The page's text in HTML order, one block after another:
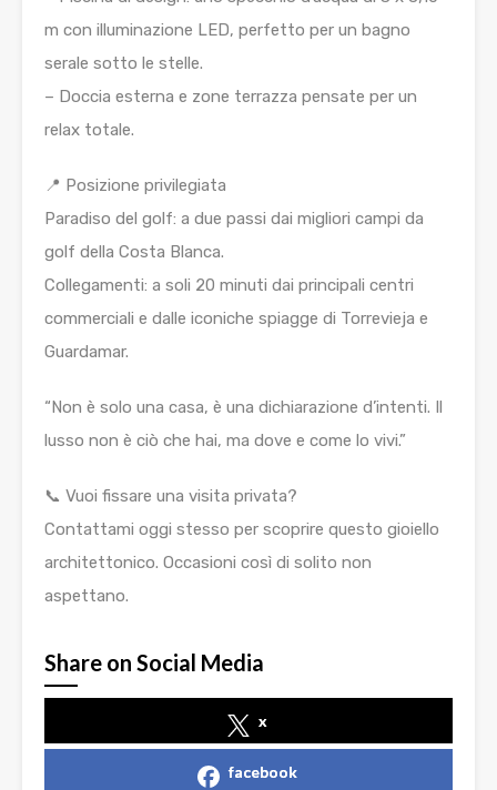
m con illuminazione LED, perfetto per un bagno
serale sotto le stelle.
– Doccia esterna e zone terrazza pensate per un
relax totale.
📍 Posizione privilegiata
Paradiso del golf: a due passi dai migliori campi da
golf della Costa Blanca.
Collegamenti: a soli 20 minuti dai principali centri
commerciali e dalle iconiche spiagge di Torrevieja e
Guardamar.
“Non è solo una casa, è una dichiarazione d’intenti. Il
lusso non è ciò che hai, ma dove e come lo vivi.”
📞 Vuoi fissare una visita privata?
Contattami oggi stesso per scoprire questo gioiello
architettonico. Occasioni così di solito non
aspettano.
Share on Social Media
x
facebook